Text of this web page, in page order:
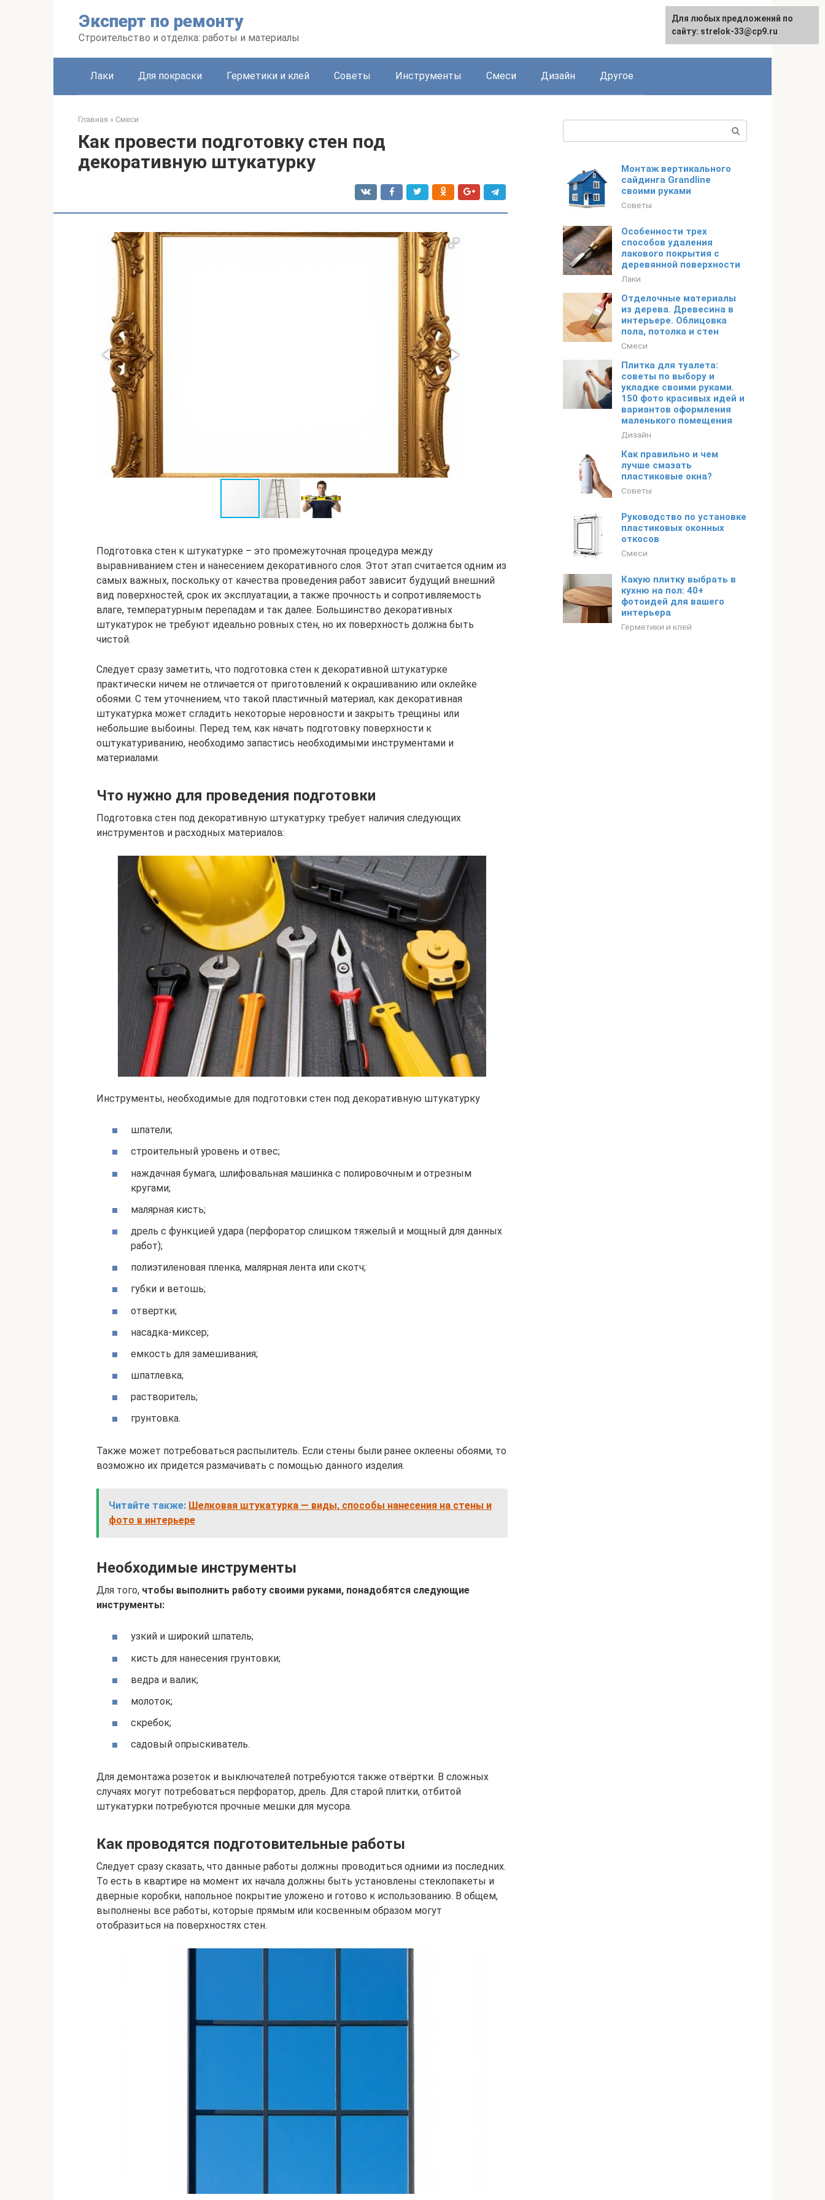
Эксперт по ремонту
Строительство и отделка: работы и материалы
Лаки Для покраски Герметики и клей Советы Инструменты Смеси Дизайн Другое
Главная » Смеси
Как провести подготовку стен под
декоративную штукатурку
Подготовка стен к штукатурке – это промежуточная процедура между
выравниванием стен и нанесением декоративного слоя. Этот этап считается одним из
самых важных, поскольку от качества проведения работ зависит будущий внешний
вид поверхностей, срок их эксплуатации, а также прочность и сопротивляемость
влаге, температурным перепадам и так далее. Большинство декоративных
штукатурок не требуют идеально ровных стен, но их поверхность должна быть
чистой.
Следует сразу заметить, что подготовка стен к декоративной штукатурке
практически ничем не отличается от приготовлений к окрашиванию или оклейке
обоями. С тем уточнением, что такой пластичный материал, как декоративная
штукатурка может сгладить некоторые неровности и закрыть трещины или
небольшие выбоины. Перед тем, как начать подготовку поверхности к
оштукатуриванию, необходимо запастись необходимыми инструментами и
материалами.
Что нужно для проведения подготовки
Подготовка стен под декоративную штукатурку требует наличия следующих
инструментов и расходных материалов:
Инструменты, необходимые для подготовки стен под декоративную штукатурку
шпатели;
строительный уровень и отвес;
наждачная бумага, шлифовальная машинка с полировочным и отрезным
кругами;
малярная кисть;
дрель с функцией удара (перфоратор слишком тяжелый и мощный для данных
работ);
полиэтиленовая пленка, малярная лента или скотч;
губки и ветошь;
отвертки;
насадка-миксер;
емкость для замешивания;
шпатлевка;
растворитель;
грунтовка.
Также может потребоваться распылитель. Если стены были ранее оклеены обоями, то
возможно их придется размачивать с помощью данного изделия.
Читайте также: Шелковая штукатурка — виды, способы нанесения на стены и
фото в интерьере
Необходимые инструменты
Для того, чтобы выполнить работу своими руками, понадобятся следующие
инструменты:
узкий и широкий шпатель;
кисть для нанесения грунтовки;
ведра и валик;
молоток;
скребок;
садовый опрыскиватель.
Для демонтажа розеток и выключателей потребуются также отвёртки. В сложных
случаях могут потребоваться перфоратор, дрель. Для старой плитки, отбитой
штукатурки потребуются прочные мешки для мусора.
Как проводятся подготовительные работы
Следует сразу сказать, что данные работы должны проводиться одними из последних.
То есть в квартире на момент их начала должны быть установлены стеклопакеты и
дверные коробки, напольное покрытие уложено и готово к использованию. В общем,
выполнены все работы, которые прямым или косвенным образом могут
отобразиться на поверхностях стен.
Монтаж вертикального
сайдинга Grandline
своими руками
Советы
Особенности трех
способов удаления
лакового покрытия с
деревянной поверхности
Лаки
Отделочные материалы
из дерева. Древесина в
интерьере. Облицовка
пола, потолка и стен
Смеси
Плитка для туалета:
советы по выбору и
укладке своими руками.
150 фото красивых идей и
вариантов оформления
маленького помещения
Дизайн
Как правильно и чем
лучше смазать
пластиковые окна?
Советы
Руководство по установке
пластиковых оконных
откосов
Смеси
Какую плитку выбрать в
кухню на пол: 40+
фотоидей для вашего
интерьера
Герметики и клей
Для любых предложений по
сайту: strelok-33@cp9.ru
Для любых предложений по
сайту: strelok-33@cp9.ru